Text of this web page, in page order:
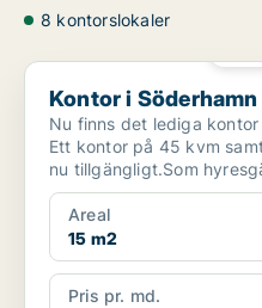
8 kontorslokaler
Kontor i Söderhamn
Kontor i Söderhamn
Nu finns det lediga
Ett kontor på 45 kvm
nu tillgängligt.Som
Areal
15 m2
Pris pr. md.